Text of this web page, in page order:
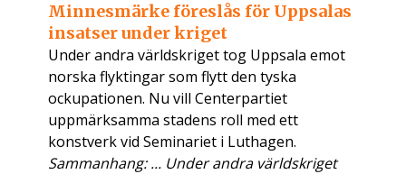
Minnesmärke föreslås för Uppsalas
insatser under kriget
Under andra världskriget tog Uppsala emot
norska flyktingar som flytt den tyska
ockupationen. Nu vill Centerpartiet
uppmärksamma stadens roll med ett
konstverk vid Seminariet i Luthagen.
Sammanhang: ... Under andra världskriget